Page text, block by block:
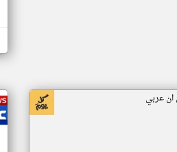
ان عربي